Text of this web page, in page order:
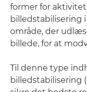
former for
billedstabilisering
område, der
billede, for at
Til denne type
billedstabilisering